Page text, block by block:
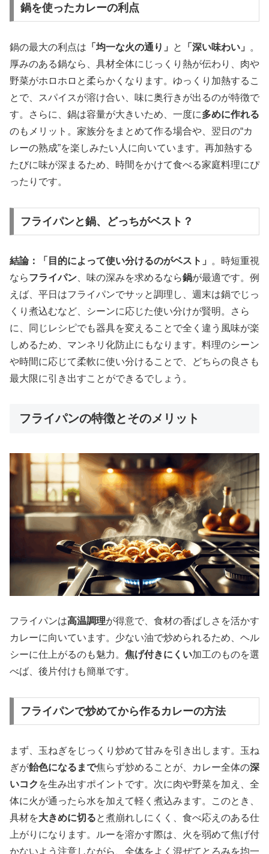
鍋を使ったカレーの利点
鍋の最大の利点は 「均一な火の通り」 と 「深い味わい」
。
厚みのある鍋なら、具材全体にじっくり熱が伝わり、肉や
野菜がホロホロと柔らかくなります。ゆっくり加熱するこ
とで、スパイスが溶け合い、味に奥行きが出るのが特徴で
す。さらに、鍋は容量が大きいため、一度に多めに作れる
のもメリット。家族分をまとめて作る場合や、翌日の“カ
レーの熟成”を楽しみたい人に向いています。再加熱する
たびに味が深まるため、時間をかけて食べる家庭料理にぴ
ったりです。
フライパンと鍋、どっちがベスト？
結論：「目的によって使い分けるのがベスト」
。時短重視
ならフライパン 、味の深みを求めるなら鍋が最適です。例
えば、平日はフライパンでサッと調理し、週末は鍋でじっ
くり煮込むなど、シーンに応じた使い分けが賢明。さら
に、同じレシピでも器具を変えることで全く違う風味が楽
しめるため、マンネリ化防止にもなります。料理のシーン
や時間に応じて柔軟に使い分けることで、どちらの良さも
最大限に引き出すことができるでしょう。
フライパンの特徴とそのメリット
フライパンは高温調理が得意で、食材の香ばしさを活かす
カレーに向いています。少ない油で炒められるため、ヘル
シーに仕上がるのも魅力。 焦げ付きにくい加工のものを選
べば、後片付けも簡単です。
フライパンで炒めてから作るカレーの方法
まず、玉ねぎをじっくり炒めて甘みを引き出します。玉ね
ぎが飴色になるまで焦らず炒めることが、カレー全体の深
いコク を生み出すポイントです。次に肉や野菜を加え、全
体に火が通ったら水を加えて軽く煮込みます。このとき、
具材を大きめに切ると煮崩れしにくく、食べ応えのある仕
上がりになります。ルーを溶かす際は、火を弱めて焦げ付
かないよう注意しながら、全体をよく混ぜてとろみを均一